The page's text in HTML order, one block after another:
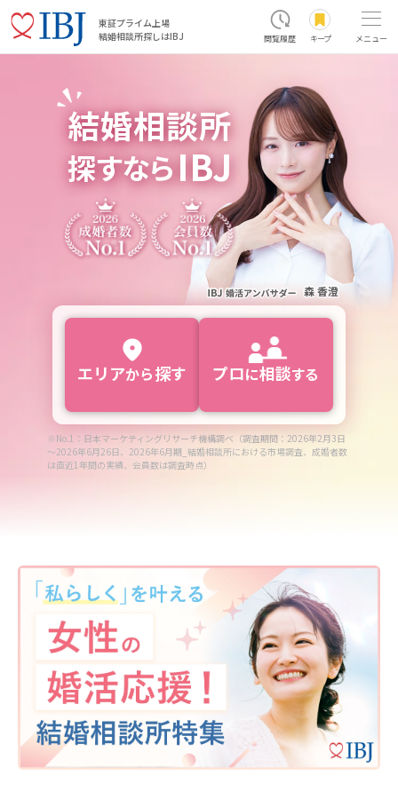
東証プライム上場
結婚相談所探しはIBJ
閲覧履歴 キープ メニュー
結婚相談所
探すならIBJ
エリアから探す プロに相談する
※No.1：日本マーケティングリサーチ機構調べ（調査期間：2026年2月3日
～2026年6月26日、2026年6月期_結婚相談所における市場調査、成婚者数
は直近1年間の実績、会員数は調査時点）